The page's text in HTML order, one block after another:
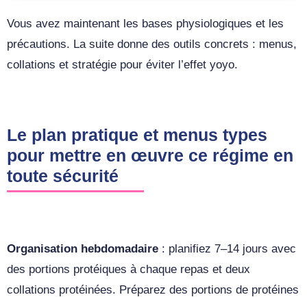
Vous avez maintenant les bases physiologiques et les
précautions. La suite donne des outils concrets : menus,
collations et stratégie pour éviter l’effet yoyo.
Le plan pratique et menus types
pour mettre en œuvre ce régime en
toute sécurité
Organisation hebdomadaire : planifiez 7–14 jours avec
des portions protéiques à chaque repas et deux
collations protéinées. Préparez des portions de protéines